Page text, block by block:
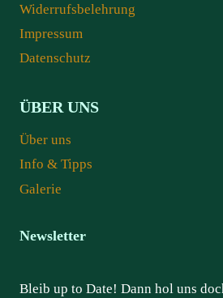
Widerrufsbelehrung
Impressum
Datenschutz
ÜBER UNS
Über uns
Info & Tipps
Galerie
Newsletter
Bleib up to Date! Dann hol uns